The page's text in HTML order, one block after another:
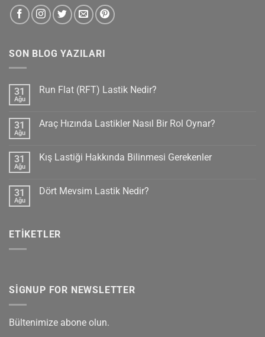
SON BLOG YAZILARI
31
Ağu
Run Flat (RFT) Lastik Nedir?
Flat
31
Ağu
Araç Hızında Lastikler Nasıl Bir Rol Oynar?
Hızında
Rol
31
Ağu
Kış Lastiği Hakkında Bilinmesi Gerekenler
Lastiği
31
Ağu
Dört Mevsim Lastik Nedir?
Lastik
ETIKETLER
SIGNUP FOR NEWSLETTER
Bültenimize abone olun.